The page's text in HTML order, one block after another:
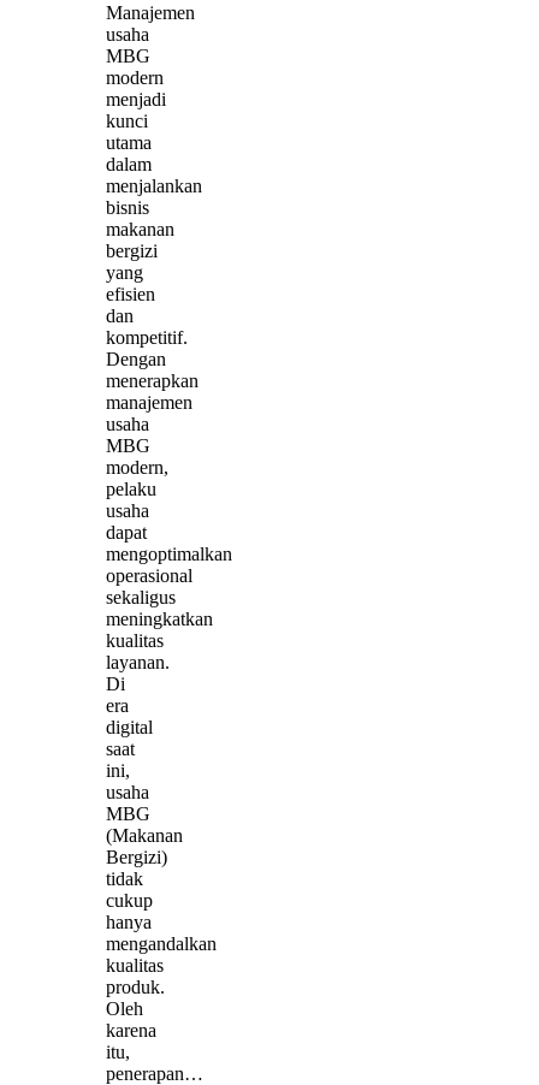
Manajemen
usaha
MBG
modern
menjadi
kunci
utama
dalam
menjalankan
bisnis
makanan
bergizi
yang
efisien
dan
kompetitif.
Dengan
menerapkan
manajemen
usaha
MBG
modern,
pelaku
usaha
dapat
mengoptimalkan
operasional
sekaligus
meningkatkan
kualitas
layanan.
Di
era
digital
saat
ini,
usaha
MBG
(Makanan
Bergizi)
tidak
cukup
hanya
mengandalkan
kualitas
produk.
Oleh
karena
itu,
penerapan…